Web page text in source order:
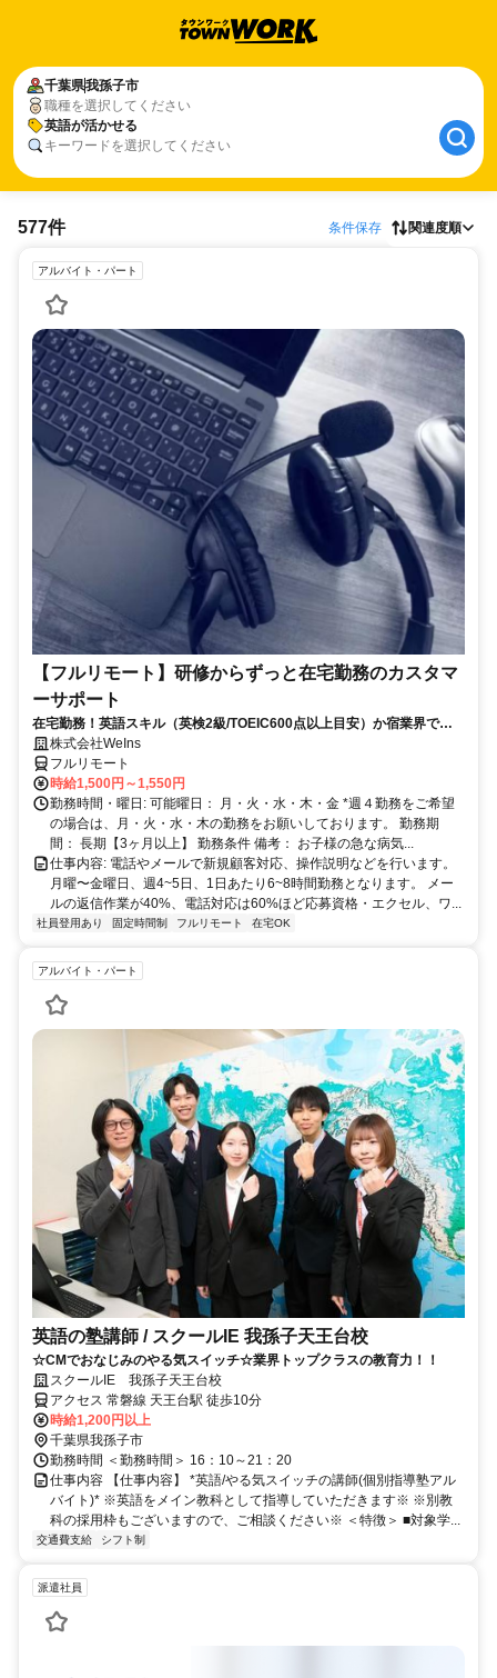
千葉県我孫子市
職種を選択してください
英語が活かせる
キーワードを選択してください
577件 条件保存 関連度順
アルバイト・パート
【フルリモート】研修からずっと在宅勤務のカスタマ
ーサポート
在宅勤務！英語スキル（英検2級/TOEIC600点以上目安）か宿業界での
就労経験のいずれか必須★週4〜OK◎
株式会社WeIns
フルリモート
時給1,500円～1,550円
勤務時間・曜日: 可能曜日： 月・火・水・木・金 *週４勤務をご希望
の場合は、月・火・水・木の勤務をお願いしております。 勤務期
間： 長期【3ヶ月以上】 勤務条件 備考： お子様の急な病気...
仕事内容: 電話やメールで新規顧客対応、操作説明などを行います。
月曜〜金曜日、週4~5日、1日あたり6~8時間勤務となります。 メー
ルの返信作業が40%、電話対応は60%ほど応募資格・エクセル、ワ...
社員登用あり 固定時間制 フルリモート 在宅OK
アルバイト・パート
英語の塾講師 / スクールIE 我孫子天王台校
☆CMでおなじみのやる気スイッチ☆業界トップクラスの教育力！！
スクールIE 我孫子天王台校
アクセス 常磐線 天王台駅 徒歩10分
時給1,200円以上
千葉県我孫子市
勤務時間 ＜勤務時間＞ 16：10～21：20
仕事内容 【仕事内容】 *英語/やる気スイッチの講師(個別指導塾アル
バイト)* ※英語をメイン教科として指導していただきます※ ※別教
科の採用枠もございますので、ご相談ください※ ＜特徴＞ ■対象学...
交通費支給 シフト制
派遣社員